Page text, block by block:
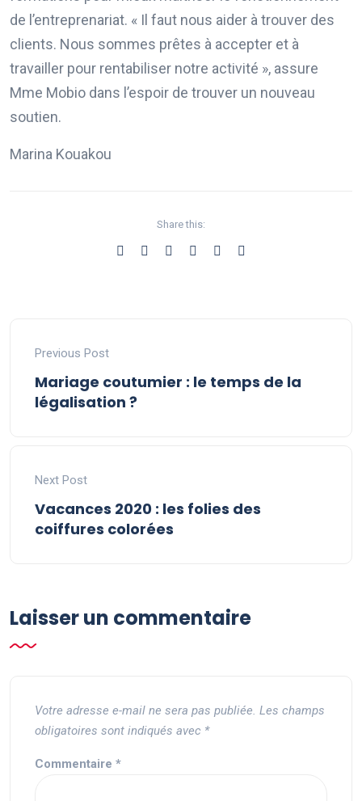
de l’entreprenariat. « Il faut nous aider à trouver des
clients. Nous sommes prêtes à accepter et à
travailler pour rentabiliser notre activité », assure
Mme Mobio dans l’espoir de trouver un nouveau
soutien.
Marina Kouakou
Share this:
Previous Post
Mariage coutumier : le temps de la
légalisation ?
Next Post
Vacances 2020 : les folies des
coiffures colorées
Laisser un commentaire
Votre adresse e-mail ne sera pas publiée. Les champs
obligatoires sont indiqués avec *
Commentaire *